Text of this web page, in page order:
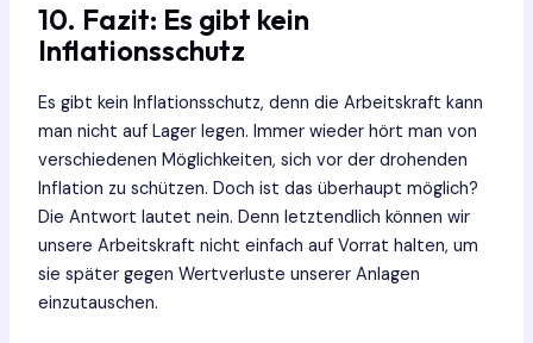
10. Fazit: Es gibt kein
Inflationsschutz
Es gibt kein Inflationsschutz, denn die Arbeitskraft kann
man nicht auf Lager legen. Immer wieder hört man von
verschiedenen Möglichkeiten, sich vor der drohenden
Inflation zu schützen. Doch ist das überhaupt möglich?
Die Antwort lautet nein. Denn letztendlich können wir
unsere Arbeitskraft nicht einfach auf Vorrat halten, um
sie später gegen Wertverluste unserer Anlagen
einzutauschen.